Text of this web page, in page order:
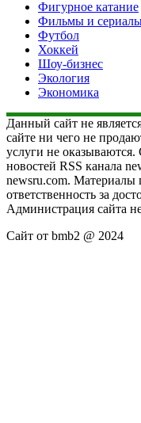
Фигурное катание
Фильмы и
Футбол
Хоккей
Шоу-бизнес
Экология
Экономика
Данный сайт не
сайте ни чего не
услуги не оказываются.
новостей RSS канала
newsru.com. Материалы
ответственность за
Администрация сайта
Сайт от bmb2 @ 2024